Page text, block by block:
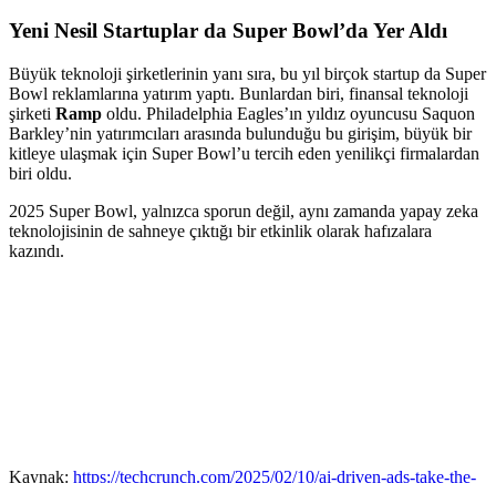
Yeni Nesil Startuplar da Super Bowl’da Yer Aldı
Büyük teknoloji şirketlerinin yanı sıra, bu yıl birçok startup da Super
Bowl reklamlarına yatırım yaptı. Bunlardan biri, finansal teknoloji
şirketi Ramp oldu. Philadelphia Eagles’ın yıldız oyuncusu Saquon
Barkley’nin yatırımcıları arasında bulunduğu bu girişim, büyük bir
kitleye ulaşmak için Super Bowl’u tercih eden yenilikçi firmalardan
biri oldu.
2025 Super Bowl, yalnızca sporun değil, aynı zamanda yapay zeka
teknolojisinin de sahneye çıktığı bir etkinlik olarak hafızalara
kazındı.
Kaynak: https://techcrunch.com/2025/02/10/ai-driven-ads-take-the-